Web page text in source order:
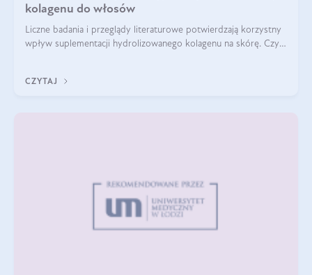
kolagenu do włosów
Liczne badania i przeglądy literaturowe potwierdzają korzystny
wpływ suplementacji hydrolizowanego kolagenu na skórę. Czy
CZYTAJ